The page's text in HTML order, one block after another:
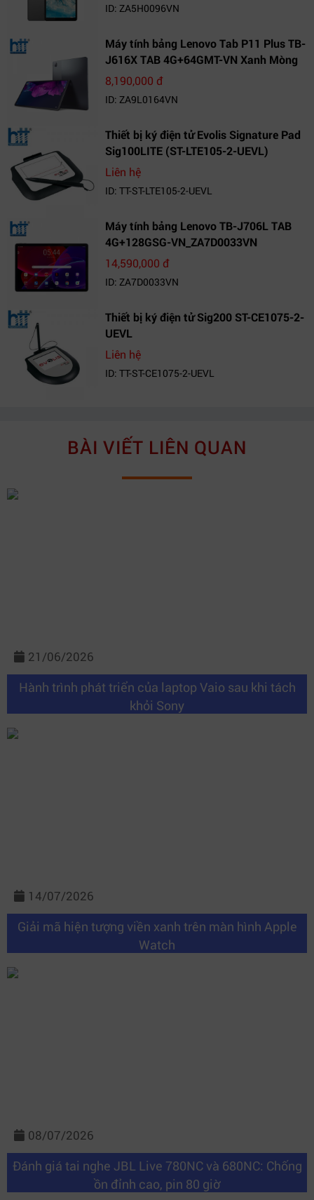
ID: ZA5H0096VN
Máy tính bảng Lenovo Tab P11 Plus TB-
J616X TAB 4G+64GMT-VN Xanh Mòng
Két_ZA9L0164VN
8,190,000 đ
ID: ZA9L0164VN
Thiết bị ký điện tử Evolis Signature Pad
Sig100LITE (ST-LTE105-2-UEVL)
Liên hệ
ID: TT-ST-LTE105-2-UEVL
Máy tính bảng Lenovo TB-J706L TAB
4G+128GSG-VN_ZA7D0033VN
14,590,000 đ
ID: ZA7D0033VN
Thiết bị ký điện tử Sig200 ST-CE1075-2-
UEVL
Liên hệ
ID: TT-ST-CE1075-2-UEVL
BÀI VIẾT LIÊN QUAN
21/06/2026
Hành trình phát triển của laptop Vaio sau khi tách
khỏi Sony
14/07/2026
Giải mã hiện tượng viền xanh trên màn hình Apple
Watch
08/07/2026
Đánh giá tai nghe JBL Live 780NC và 680NC: Chống
ồn đỉnh cao, pin 80 giờ